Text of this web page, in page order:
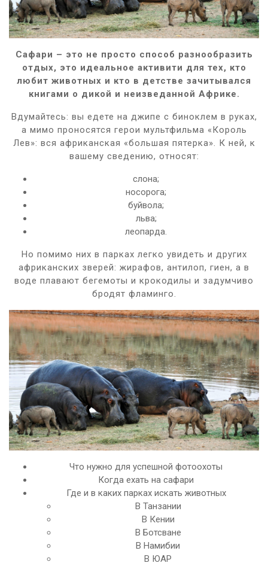
Сафари – это не просто способ разнообразить
отдых, это идеальное активити для тех, кто
любит животных и кто в детстве зачитывался
книгами о дикой и неизведанной Африке.
Вдумайтесь: вы едете на джипе с биноклем в руках,
а мимо проносятся герои мультфильма «Король
Лев»: вся африканская «большая пятерка». К ней, к
вашему сведению, относят:
слона;
носорога;
буйвола;
льва;
леопарда.
Но помимо них в парках легко увидеть и других
африканских зверей: жирафов, антилоп, гиен, а в
воде плавают бегемоты и крокодилы и задумчиво
бродят фламинго.
Что нужно для успешной фотоохоты
Когда ехать на сафари
Где и в каких парках искать животных
В Танзании
В Кении
В Ботсване
В Намибии
В ЮАР